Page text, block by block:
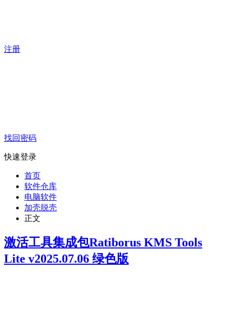
注册
找回密码
快速登录
首页
软件仓库
电脑软件
加壳脱壳
正文
激活工具集成包Ratiborus KMS Tools
Lite v2025.07.06 绿色版